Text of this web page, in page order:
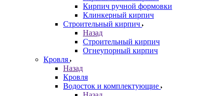
Кирпич ручной формовки
Клинкерный кирпич
Строительный кирпич
Назад
Строительный кирпич
Огнеупорный кирпич
Кровля
Назад
Кровля
Водосток и комплектующие